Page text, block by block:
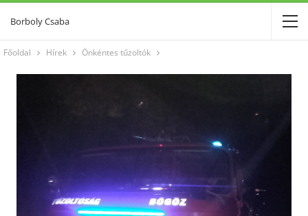
Borboly Csaba
Főoldal Hírek Önkéntes tűzoltók